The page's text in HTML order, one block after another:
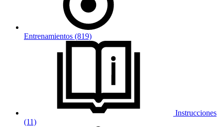
Entrenamientos (819)
Instrucciones
(11)